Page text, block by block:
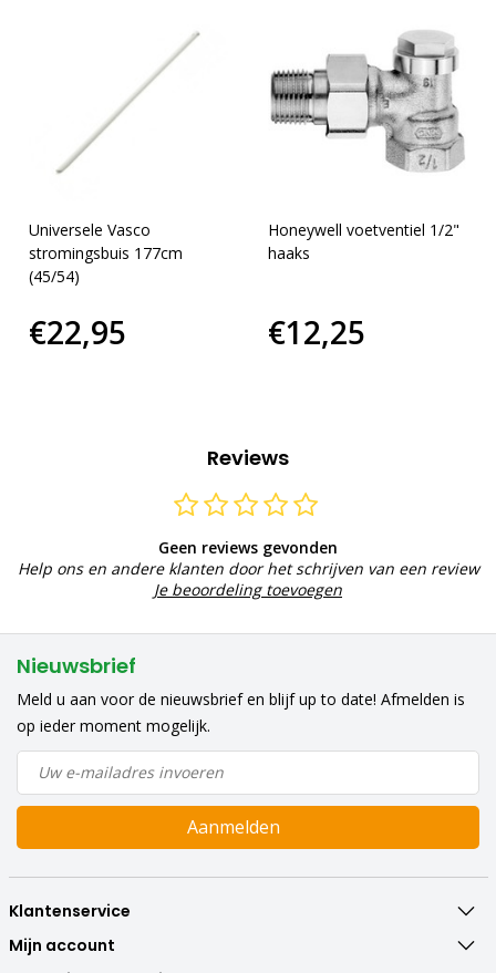
Universele Vasco
stromingsbuis 177cm
(45/54)
€22,95
Honeywell voetventiel 1/2"
haaks
€12,25
Reviews
Geen reviews gevonden
Help ons en andere klanten door het schrijven van een review
Je beoordeling toevoegen
Nieuwsbrief
Meld u aan voor de nieuwsbrief en blijf up to date! Afmelden is
op ieder moment mogelijk.
Aanmelden
Klantenservice
Mijn account